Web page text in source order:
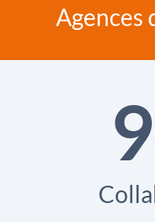
Agences